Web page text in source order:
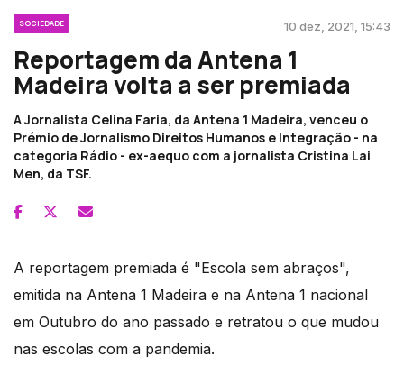
SOCIEDADE 10 dez, 2021, 15:43
Reportagem da Antena 1
Madeira volta a ser premiada
A Jornalista Celina Faria, da Antena 1 Madeira, venceu o
Prémio de Jornalismo Direitos Humanos e Integração - na
categoria Rádio - ex-aequo com a jornalista Cristina Lai
Men, da TSF.
A reportagem premiada é "Escola sem abraços",
emitida na Antena 1 Madeira e na Antena 1 nacional
em Outubro do ano passado e retratou o que mudou
nas escolas com a pandemia.